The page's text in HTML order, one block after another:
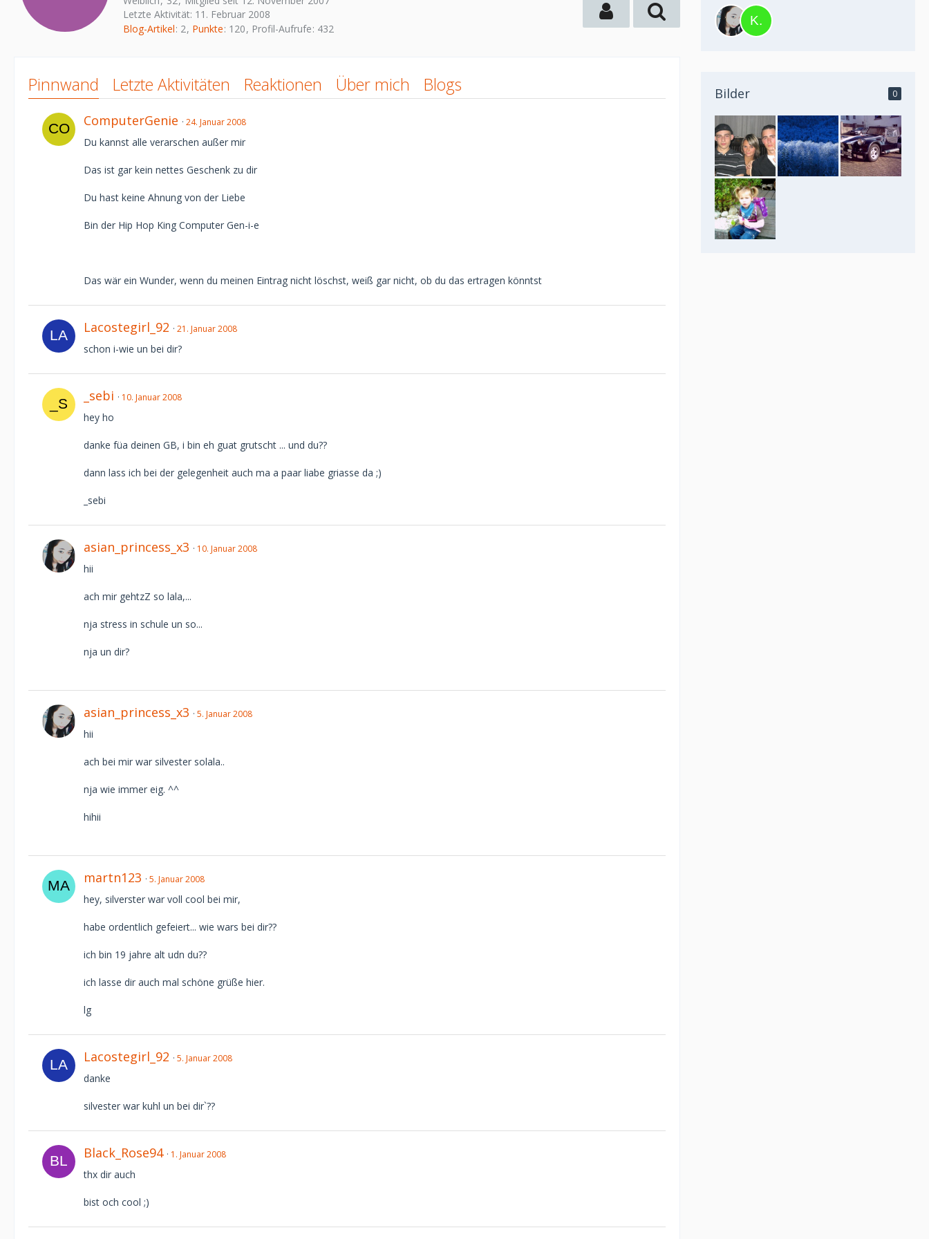
Letzte Aktivität: 11. Februar 2008
Blog-Artikel 2 Punkte 120 Profil-Aufrufe 432
Pinnwand Letzte Aktivitäten Reaktionen Über mich Blogs
ComputerGenie 24. Januar 2008
Du kannst alle verarschen außer mir
Das ist gar kein nettes Geschenk zu dir
Du hast keine Ahnung von der Liebe
Bin der Hip Hop King Computer Gen-i-e
Das wär ein Wunder, wenn du meinen Eintrag nicht löschst, weiß gar nicht, ob du das ertragen könntst
Lacostegirl_92 21. Januar 2008
schon i-wie un bei dir?
_sebi 10. Januar 2008
hey ho
danke füa deinen GB, i bin eh guat grutscht ... und du??
dann lass ich bei der gelegenheit auch ma a paar liabe griasse da ;)
_sebi
asian_princess_x3 10. Januar 2008
hii
ach mir gehtzZ so lala,...
nja stress in schule un so...
nja un dir?
asian_princess_x3 5. Januar 2008
hii
ach bei mir war silvester solala..
nja wie immer eig. ^^
hihii
martn123 5. Januar 2008
hey, silverster war voll cool bei mir,
habe ordentlich gefeiert... wie wars bei dir??
ich bin 19 jahre alt udn du??
ich lasse dir auch mal schöne grüße hier.
lg
Lacostegirl_92 5. Januar 2008
danke
silvester war kuhl un bei dir`??
Black_Rose94 1. Januar 2008
thx dir auch
bist och cool ;)
Bilder 0